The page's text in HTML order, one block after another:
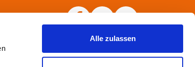
Alle zulassen
Netiquette